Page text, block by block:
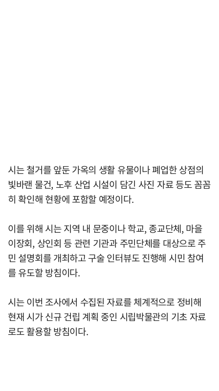
시는 철거를 앞둔 가옥의 생활 유물이나 폐업한 상점의
빛바랜 물건, 노후 산업 시설이 담긴 사진 자료 등도 꼼꼼
히 확인해 현황에 포함할 예정이다.
이를 위해 시는 지역 내 문중이나 학교, 종교단체, 마을
이장회, 상인회 등 관련 기관과 주민단체를 대상으로 주
민 설명회를 개최하고 구술 인터뷰도 진행해 시민 참여
를 유도할 방침이다.
시는 이번 조사에서 수집된 자료를 체계적으로 정비해
현재 시가 신규 건립 계획 중인 시립박물관의 기초 자료
로도 활용할 방침이다.